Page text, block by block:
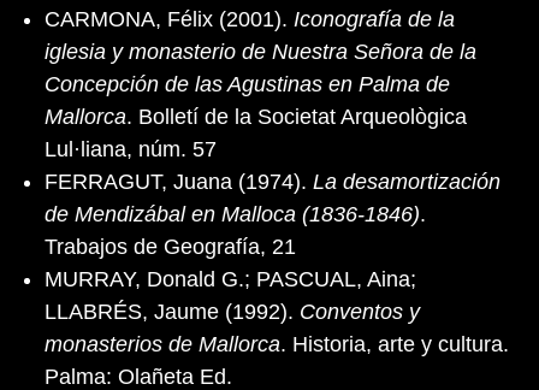
CARMONA, Félix (2001). Iconografía de la
iglesia y monasterio de Nuestra Señora de la
Concepción de las Agustinas en Palma de
Mallorca. Bolletí de la Societat Arqueològica
Lul·liana, núm. 57
FERRAGUT, Juana (1974). La desamortización
de Mendizábal en Malloca (1836-1846).
Trabajos de Geografía, 21
MURRAY, Donald G.; PASCUAL, Aina;
LLABRÉS, Jaume (1992). Conventos y
monasterios de Mallorca. Historia, arte y cultura.
Palma: Olañeta Ed.